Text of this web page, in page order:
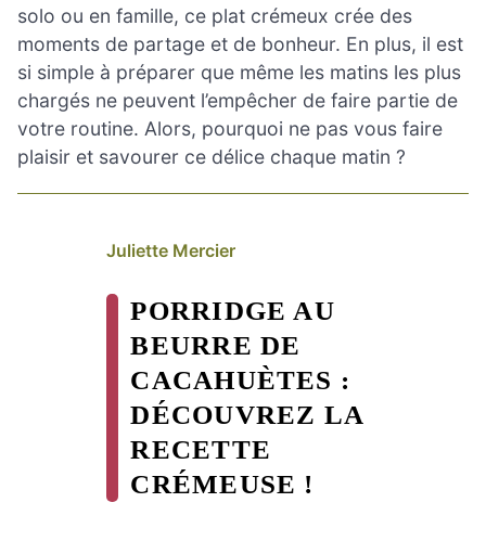
solo ou en famille, ce plat crémeux crée des
moments de partage et de bonheur. En plus, il est
si simple à préparer que même les matins les plus
chargés ne peuvent l’empêcher de faire partie de
votre routine. Alors, pourquoi ne pas vous faire
plaisir et savourer ce délice chaque matin ?
Juliette Mercier
PORRIDGE AU
BEURRE DE
CACAHUÈTES :
DÉCOUVREZ LA
RECETTE
CRÉMEUSE !